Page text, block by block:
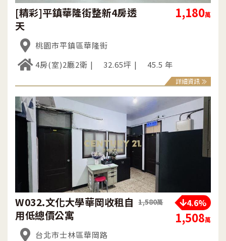
[精彩]平鎮華隆街整新4房透
天
1,180萬
桃園市平鎮區華隆街
4房(室)2廳2衛
32.65坪 45.5 年
詳細資訊
W032.文化大學華岡收租自
用低總價公寓
1,580萬 4.6%
1,508萬
台北市士林區華岡路